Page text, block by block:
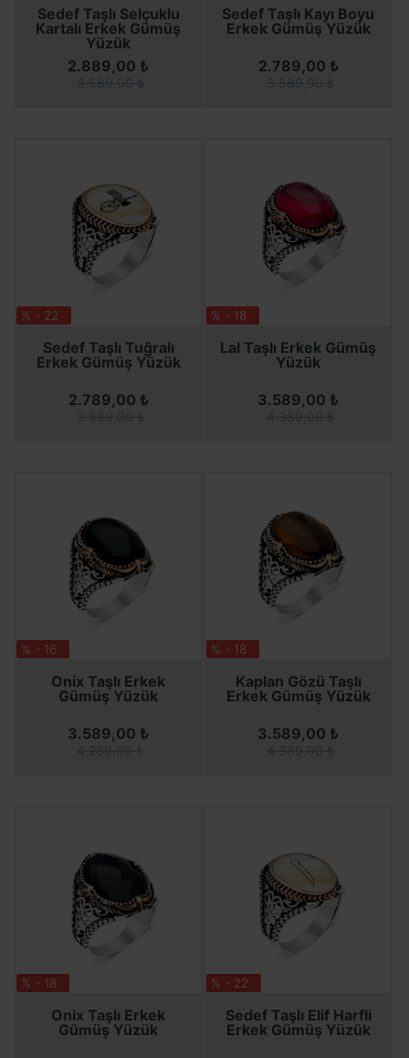
Sedef Taşlı Selçuklu
Kartalı Erkek Gümüş
Yüzük
SEPETE EKLE
2.889,00 ₺
SEPETE EKLE
Sedef Taşlı Kayı Boyu
Erkek Gümüş Yüzük
SEPETE EKLE
2.789,00 ₺
SEPETE EKLE
% - 22
Sedef Taşlı Tuğralı
Erkek Gümüş Yüzük
SEPETE EKLE
2.789,00 ₺
SEPETE EKLE
% - 18
Lal Taşlı Erkek Gümüş
Yüzük
SEPETE EKLE
3.589,00 ₺
SEPETE EKLE
% - 16
Onix Taşlı Erkek
Gümüş Yüzük
SEPETE EKLE
3.589,00 ₺
SEPETE EKLE
% - 18
Kaplan Gözü Taşlı
Erkek Gümüş Yüzük
SEPETE EKLE
3.589,00 ₺
SEPETE EKLE
% - 18
Onix Taşlı Erkek
Gümüş Yüzük
SEPETE EKLE
SEPETE EKLE
% - 22
Sedef Taşlı Elif Harfli
Erkek Gümüş Yüzük
SEPETE EKLE
SEPETE EKLE